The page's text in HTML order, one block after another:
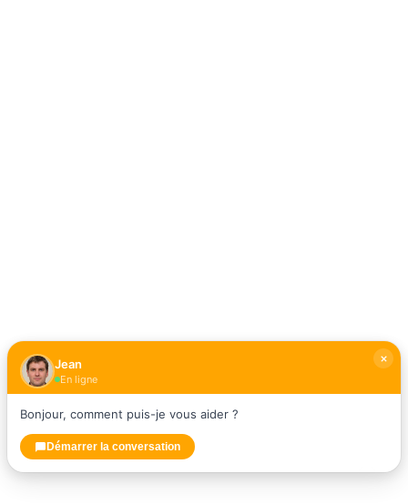
Jean
En ligne
Bonjour, comment puis-je vous aider ?
Démarrer la conversation